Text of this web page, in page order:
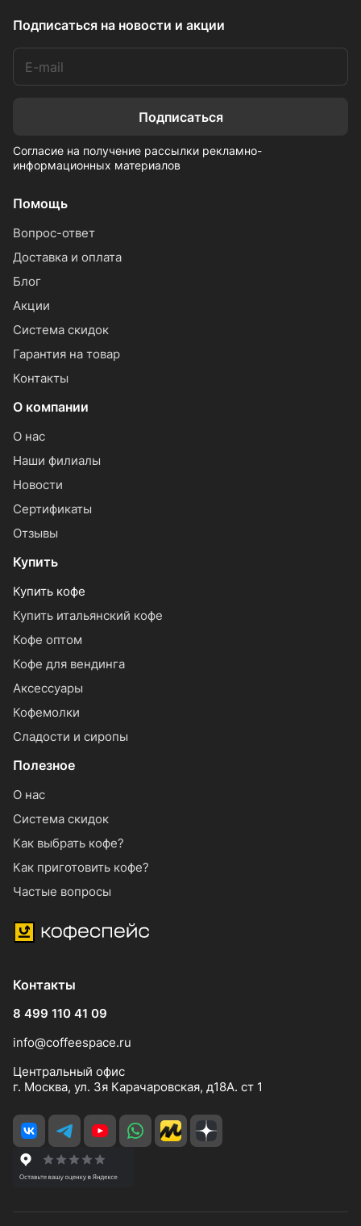
Подписаться на новости и акции
Подписаться
Согласие на получение рассылки рекламно-
информационных материалов
Помощь
Вопрос-ответ
Доставка и оплата
Блог
Акции
Система скидок
Гарантия на товар
Контакты
О компании
О нас
Наши филиалы
Новости
Сертификаты
Отзывы
Купить
Купить кофе
Купить итальянский кофе
Кофе оптом
Кофе для вендинга
Аксессуары
Кофемолки
Сладости и сиропы
Полезное
О нас
Система скидок
Как выбрать кофе?
Как приготовить кофе?
Частые вопросы
Контакты
8 499 110 41 09
info@coffeespace.ru
Центральный офис
г. Москва, ул. 3я Карачаровская, д18А. ст 1